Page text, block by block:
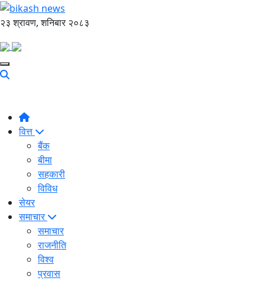
२३ श्रावण, शनिबार २०८३
वित्त
बैंक
बीमा
सहकारी
विविध
सेयर
समाचार
समाचार
राजनीति
विश्व
प्रवास